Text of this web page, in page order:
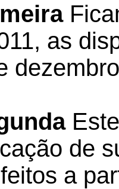
as
de
a